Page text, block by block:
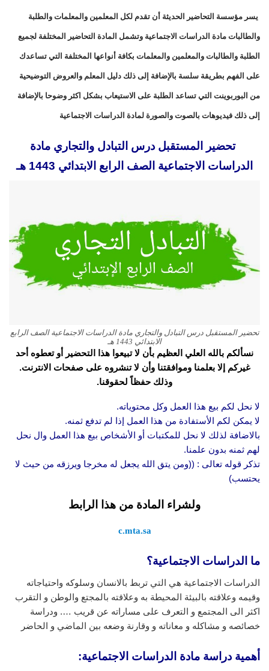
يسر مؤسسة التحاضير الحديثة أن تقدم لكل المعلمين والمعلمات والطلبة
والطالبات مادة الدراسات الاجتماعية وتشمل المادة التحاضير المختلفة لجميع
الطلبة والطالبات والمعلمين والمعلمات بكافة أنواعها المختلفة التي تساعدك
على الفهم بطريقة سلسة بالإضافة إلى ذلك دليل المعلم والعروض التوضيحية
من البوربوينت التي تساعد الطلبة على الاستيعاب بشكل اكثر وضوحا بالإضافة
إلى ذلك فيديوهات بالصوت والصورة لمادة الدراسات الاجتماعية
تحضير المستقبل درس التبادل والتجاري مادة
الدراسات الاجتماعية الصف الرابع الابتدائي 1443 هـ
تحضير المستقبل درس التبادل والتجاري مادة الدراسات الاجتماعية الصف الرابع
الابتدائي 1443 هـ
نسألكم بالله العلي العظيم بأن لا تبيعوا هذا التحضير أو تعطوه أحد
غيركم إلا بعلمنا وموافقتنا وأن لا تنشروه على صفحات الانترنت.
وذلك حفظاً لحقوقنا.
لا نحل لكم بيع هذا العمل وكل محتوياته.
لا يمكن لكم الأستفادة من هذا العمل إذا لم تدفع ثمنه.
بالاضافة لذلك لا نحل للمكتبات أو الأشخاص بيع هذا العمل وال نحل
لهم ثمنه بدون علمنا.
تذكر قوله تعالى : ((ومن يتق الله يجعل له مخرجا ويرزقه من حيث لا
يحتسب)
ولشراء المادة من هذا الرابط
c.mta.sa
ما الدراسات الاجتماعية؟
الدراسات الاجتماعية هي التي تربط بالانسان وسلوكه واحتياجاته
وقيمه وعلاقته بالبيئة المحيطة به وعلاقته بالمجتع والوطن و التقرب
اكثر الى المجتمع و التعرف على مساراته عن قريب …. ودراسة
خصائصه و مشاكله و معاناته و وقارنة وضعه بين الماضي و الحاضر
أهمية دراسة مادة الدراسات الاجتماعية: